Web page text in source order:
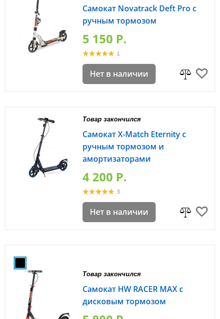
Самокат Novatrack Deft Pro с
ручным тормозом
5 150 P.
1
Нет в наличии
Товар закончился
Самокат X-Match Eternity с
ручным тормозом и
амортизаторами
4 200 P.
3
Нет в наличии
Товар закончился
Самокат HW RACER MAX с
дисковым тормозом